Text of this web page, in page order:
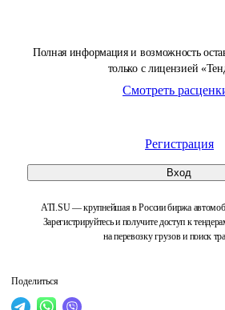
Полная информация и возможность
только с лицензией
Смотреть
Регистрация
Вход
ATI.SU — крупнейшая в России биржа
Зарегистрируйтесь и получите доступ к
на перевозку грузов и поиск
Поделиться